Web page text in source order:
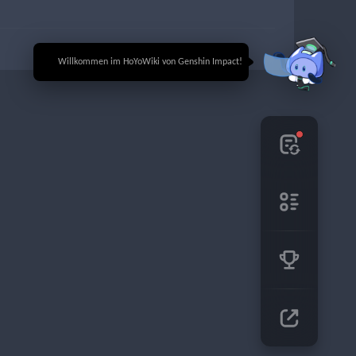
🎉 Willkommen im HoYoWiki von Genshin Impact!